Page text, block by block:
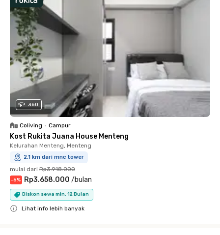
360
Coliving • Campur
Kost Rukita Juana House Menteng
Kelurahan Menteng, Menteng
2.1 km dari mnc tower
mulai dari Rp3.918.000
-6% Rp3.658.000 /bulan
Diskon sewa min. 12 Bulan
Lihat info lebih banyak